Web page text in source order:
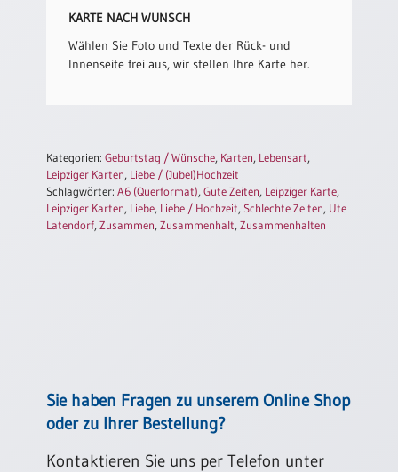
Neuerscheinungen
Einzelposter
Hefte
Restbestände
Bücher
Broschüren
KARTE NACH WUNSCH
Wählen Sie Foto und Texte der Rück- und
Innenseite frei aus, wir stellen Ihre Karte her.
Kategorien:Geburtstag / Wünsche, Karten, Lebensart,
Leipziger Karten, Liebe / (Jubel)Hochzeit
Schlagwörter:A6 (Querformat),Gute Zeiten, Leipziger Karte,
Leipziger Karten, Liebe, Liebe / Hochzeit, Schlechte Zeiten, Ute
Latendorf,Zusammen,Zusammenhalt,Zusammenhalten
Sie haben Fragen zu unserem Online Shop
oder zu Ihrer Bestellung?
Kontaktieren Sie uns per Telefon unter